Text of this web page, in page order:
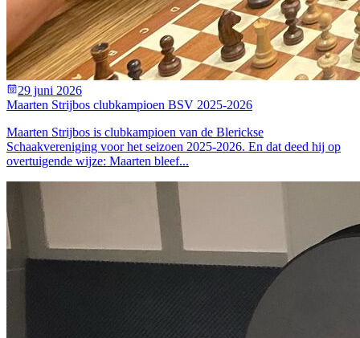
29 juni 2026
Maarten Strijbos clubkampioen BSV 2025-2026
Maarten Strijbos is clubkampioen van de Blerickse
Schaakvereniging voor het seizoen 2025-2026. En dat deed hij op
overtuigende wijze: Maarten bleef...